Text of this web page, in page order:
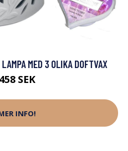
MED 3 OLIKA DOFTVAX
458 SEK
INFO!